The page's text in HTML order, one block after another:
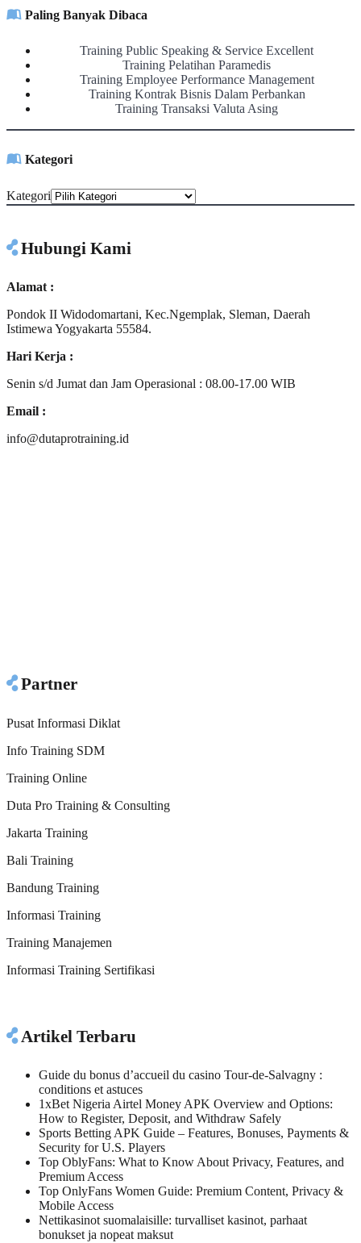
Paling Banyak Dibaca
Training Public Speaking & Service Excellent
Training Pelatihan Paramedis
Training Employee Performance Management
Training Kontrak Bisnis Dalam Perbankan
Training Transaksi Valuta Asing
Kategori
Kategori
Hubungi Kami
Alamat :
Pondok II Widodomartani, Kec.Ngemplak, Sleman, Daerah
Istimewa Yogyakarta 55584.
Hari Kerja :
Senin s/d Jumat dan Jam Operasional : 08.00-17.00 WIB
Email :
info@dutaprotraining.id
Partner
Pusat Informasi Diklat
Info Training SDM
Training Online
Duta Pro Training & Consulting
Jakarta Training
Bali Training
Bandung Training
Informasi Training
Training Manajemen
Informasi Training Sertifikasi
Artikel Terbaru
Guide du bonus d’accueil du casino Tour-de-Salvagny :
conditions et astuces
1xBet Nigeria Airtel Money APK Overview and Options:
How to Register, Deposit, and Withdraw Safely
Sports Betting APK Guide – Features, Bonuses, Payments &
Security for U.S. Players
Top OblyFans: What to Know About Privacy, Features, and
Premium Access
Top OnlyFans Women Guide: Premium Content, Privacy &
Mobile Access
Nettikasinot suomalaisille: turvalliset kasinot, parhaat
bonukset ja nopeat maksut